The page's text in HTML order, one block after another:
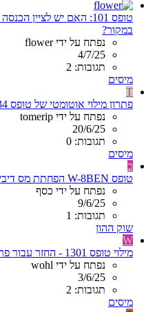
טופס 101: האם יש לציין
במקור?
נפתח על ידי flower
4/7/25
תגובות: 2
מיסים
T
פתרון מילוי אוטומטי של טופס 134
נפתח על ידי tomerip
20/6/25
תגובות: 0
מיסים
כ
טופס W-8BEN הפחתת מס דיבידנד
נפתח על ידי כסף
9/6/25
תגובות: 1
שוק ההון
W
מילוי טופס 1301 - החזר עבור פרמיה לאכ"ע
נפתח על ידי wohl
3/6/25
תגובות: 2
מיסים